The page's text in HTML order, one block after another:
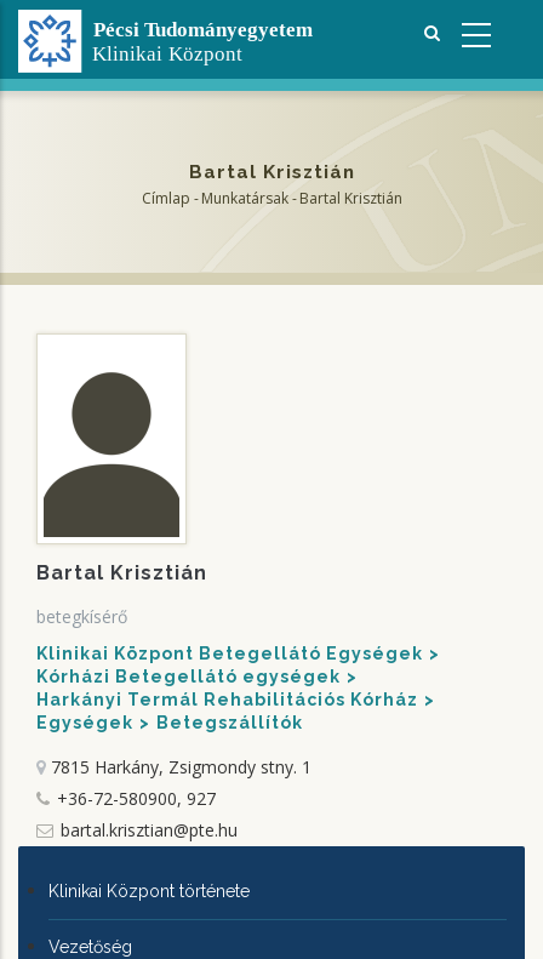
Ugrás
tartalomra
Bartal Krisztián
Címlap - Munkatársak - Bartal Krisztián
Bartal Krisztián
betegkísérő
Klinikai Központ Betegellátó Egységek
Kórházi Betegellátó egységek
Harkányi Termál Rehabilitációs Kórház
Egységek
Betegszállítók
7815 Harkány, Zsigmondy stny. 1
+36-72-580900, 927
bartal.krisztian@pte.hu
KLINIKAI
KÖZPONTRÓL
Klinikai Központ története
Vezetőség